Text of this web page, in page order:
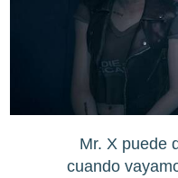
Mr. X puede
cuando